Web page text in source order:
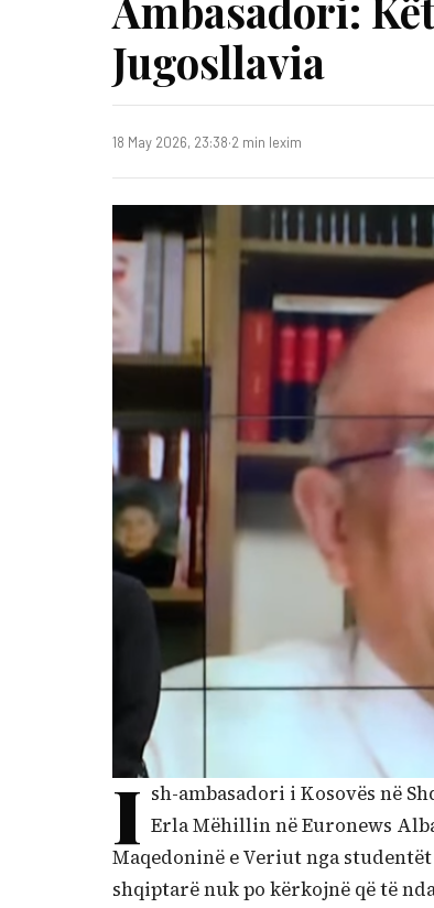
Jugosllavia
18 May 2026, 23:38·2 min lexim
I sh-ambasadori i Kosovës në
Erla Mëhillin në Euronews
Maqedoninë e Veriut nga
shqiptarë nuk po kërkojnë që të